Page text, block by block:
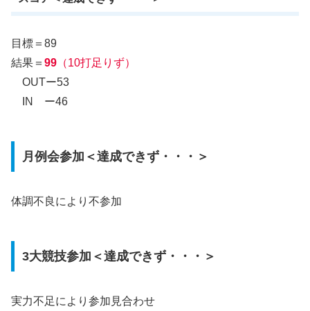
目標＝89
結果＝ 99 （10打足りず）
OUTー53
IN ー46
月例会参加＜達成できず・・・＞
体調不良により不参加
3大競技参加＜達成できず・・・＞
実力不足により参加見合わせ